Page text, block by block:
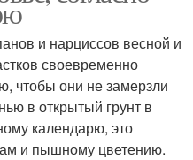
и нарциссов весной и
своевременно
чтобы они не замерзли
в открытый грунт в
календарю, это
и пышному цветению.